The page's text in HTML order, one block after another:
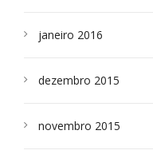
janeiro 2016
dezembro 2015
novembro 2015